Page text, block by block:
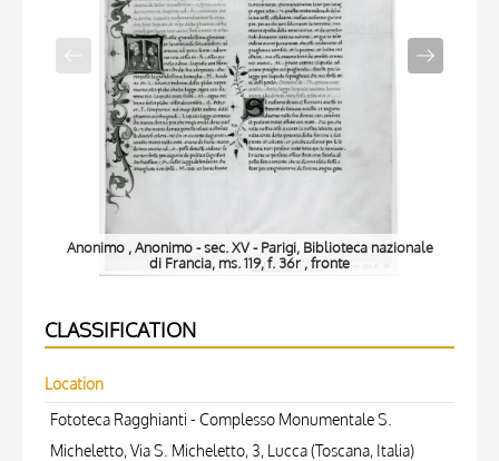
Anonimo , Anonimo - sec. XV - Parigi, Biblioteca nazionale
di Francia, ms. 119, f. 36r , fronte
CLASSIFICATION
Location
Fototeca Ragghianti - Complesso Monumentale S.
Micheletto, Via S. Micheletto, 3, Lucca (Toscana, Italia)